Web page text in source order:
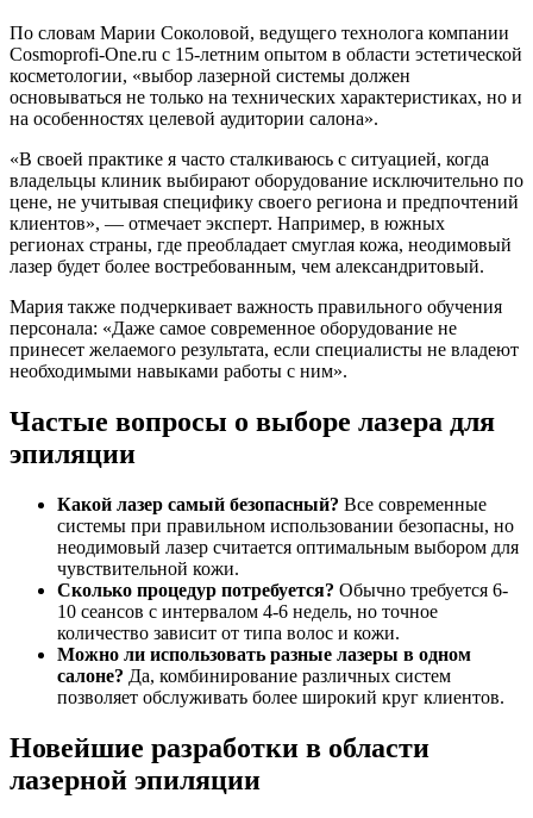
По словам Марии Соколовой, ведущего технолога компании
Cosmoprofi-One.ru с 15-летним опытом в области эстетической
косметологии, «выбор лазерной системы должен
основываться не только на технических характеристиках, но и
на особенностях целевой аудитории салона».
«В своей практике я часто сталкиваюсь с ситуацией, когда
владельцы клиник выбирают оборудование исключительно по
цене, не учитывая специфику своего региона и предпочтений
клиентов», — отмечает эксперт. Например, в южных
регионах страны, где преобладает смуглая кожа, неодимовый
лазер будет более востребованным, чем александритовый.
Мария также подчеркивает важность правильного обучения
персонала: «Даже самое современное оборудование не
принесет желаемого результата, если специалисты не владеют
необходимыми навыками работы с ним».
Частые вопросы о выборе лазера для
эпиляции
Какой лазер самый безопасный? Все современные
системы при правильном использовании безопасны, но
неодимовый лазер считается оптимальным выбором для
чувствительной кожи.
Сколько процедур потребуется? Обычно требуется 6-
10 сеансов с интервалом 4-6 недель, но точное
количество зависит от типа волос и кожи.
Можно ли использовать разные лазеры в одном
салоне? Да, комбинирование различных систем
позволяет обслуживать более широкий круг клиентов.
Новейшие разработки в области
лазерной эпиляции